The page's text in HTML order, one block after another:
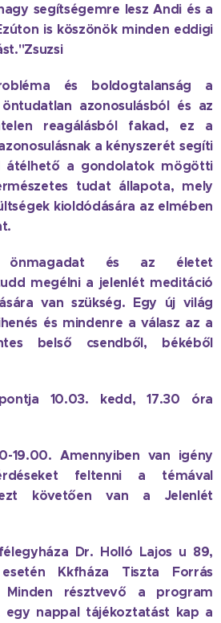
segítségemre lesz Andi és a
is köszönök minden eddigi
és boldogtalanság a
azonosulásból és az
reagálásból fakad, ez a
a kényszerét segíti
átélhető a gondolatok mögötti
tudat állapota, mely
kioldódására az elmében
és az életet
megélni a jelenlét meditáció
van szükség. Egy új világ
és mindenre a válasz az a
belső csendből, békéből
10.03. kedd, 17.30 óra
19.00. Amennyiben van igény
feltenni a témával
követően van a Jelenlét
Dr. Holló Lajos u 89,
Kkfháza Tiszta Forrás
Minden résztvevő a program
egy nappal tájékoztatást kap a